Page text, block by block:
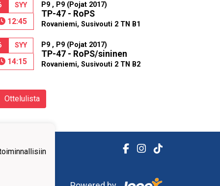
SYY
12:45
P9 , P9 (Pojat 2017)
TP-47 - RoPS
Rovaniemi, Susivouti 2 TN B1
SYY
14:15
P9 , P9 (Pojat 2017)
TP-47 - RoPS/sininen
Rovaniemi, Susivouti 2 TN B2
Ottelulista